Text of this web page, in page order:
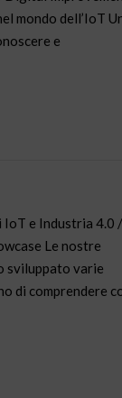
mondo dell’IoT
e
IoT e Industria 4.0 /
Le nostre
sviluppato varie
di comprendere